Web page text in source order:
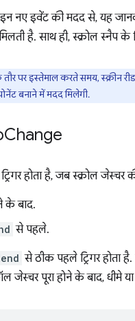
नए इवेंट की मदद से, यह
है. साथ ही, स्क्रोल
पर इस्तेमाल करते समय, स्क्रीन
बनाने में मदद मिलेगी.
Change
होता है, जब स्क्रोल
के बाद.
से पहले.
से ठीक पहले ट्रिगर होता
जेस्चर पूरा होने के बाद, धीमे